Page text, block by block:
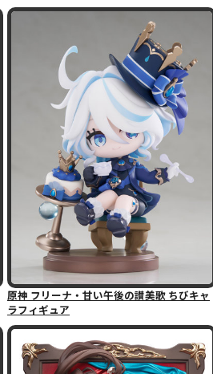
原神 フリーナ・甘い午後の讃美歌 ちびキャ
ラフィギュア